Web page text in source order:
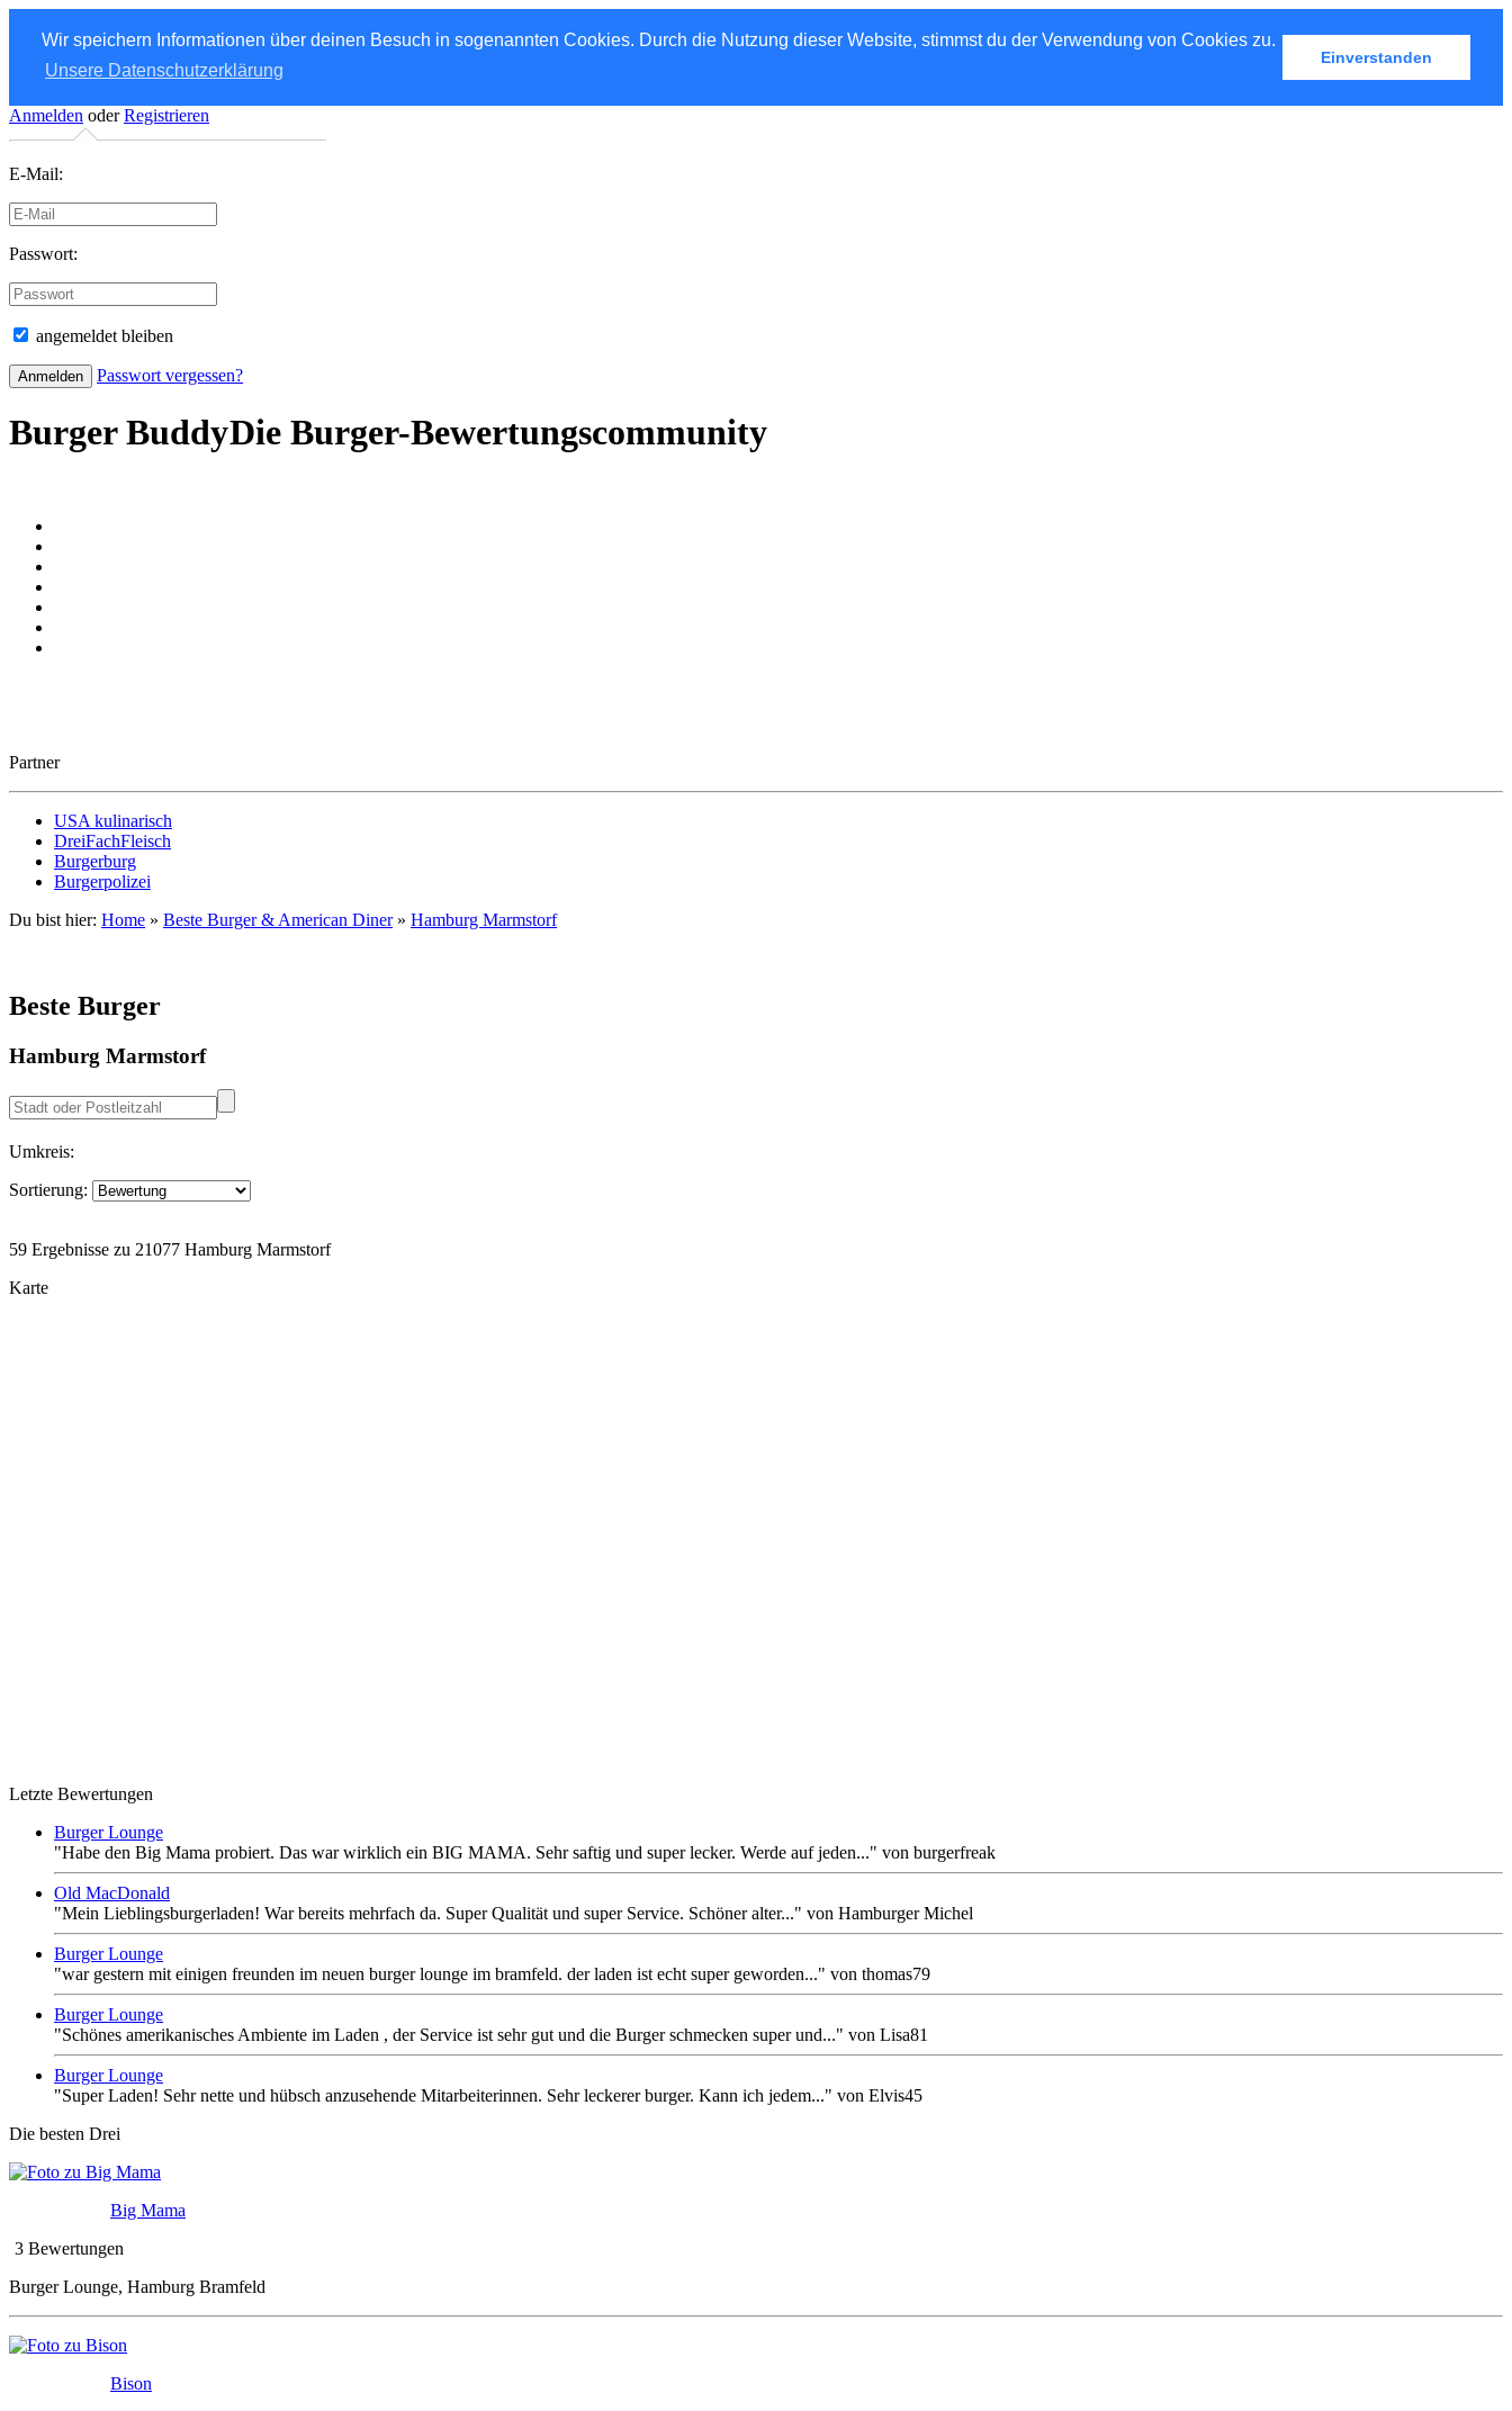
Wir speichern Informationen über deinen Besuch in sogenannten Cookies. Durch die Nutzung dieser Website, stimmst du der Verwendung von Cookies zu.
Unsere Datenschutzerklärung
Einverstanden
Anmelden oder Registrieren
E-Mail:
Passwort:
angemeldet bleiben
Passwort vergessen?
Burger BuddyDie Burger-Bewertungscommunity
Partner
USA kulinarisch
DreiFachFleisch
Burgerburg
Burgerpolizei
Du bist hier: Home » Beste Burger & American Diner» Hamburg Marmstorf
Beste Burger
Hamburg Marmstorf
Umkreis:
Sortierung:
59 Ergebnisse zu 21077 Hamburg Marmstorf
Karte
Letzte Bewertungen
Burger Lounge
"Habe den Big Mama probiert. Das war wirklich ein BIG MAMA. Sehr saftig und super lecker. Werde auf jeden..." von burgerfreak
Old MacDonald
"Mein Lieblingsburgerladen! War bereits mehrfach da. Super Qualität und super Service. Schöner alter..." von Hamburger Michel
Burger Lounge
"war gestern mit einigen freunden im neuen burger lounge im bramfeld. der laden ist echt super geworden..." von thomas79
Burger Lounge
"Schönes amerikanisches Ambiente im Laden , der Service ist sehr gut und die Burger schmecken super und..." von Lisa81
Burger Lounge
"Super Laden! Sehr nette und hübsch anzusehende Mitarbeiterinnen. Sehr leckerer burger. Kann ich jedem..." von Elvis45
Die besten Drei
Big Mama
3 Bewertungen
Burger Lounge, Hamburg Bramfeld
Bison